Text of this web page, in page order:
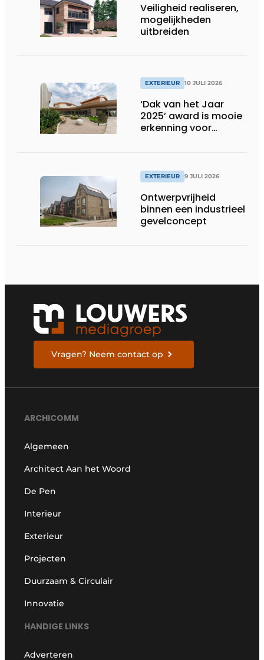
Veiligheid realiseren,
mogelijkheden
uitbreiden
EXTERIEUR 10 JULI 2026
‘Dak van het Jaar
2025’ award is mooie
erkenning voor
EXTERIEUR 9 JULI 2026
Ontwerpvrijheid
binnen een industrieel
gevelconcept
Vragen? Neem contact op
ARCHICOMM
Algemeen
Architect Aan het Woord
De Pen
Interieur
Exterieur
Projecten
Duurzaam & Circulair
Innovatie
HANDIGE LINKS
Adverteren